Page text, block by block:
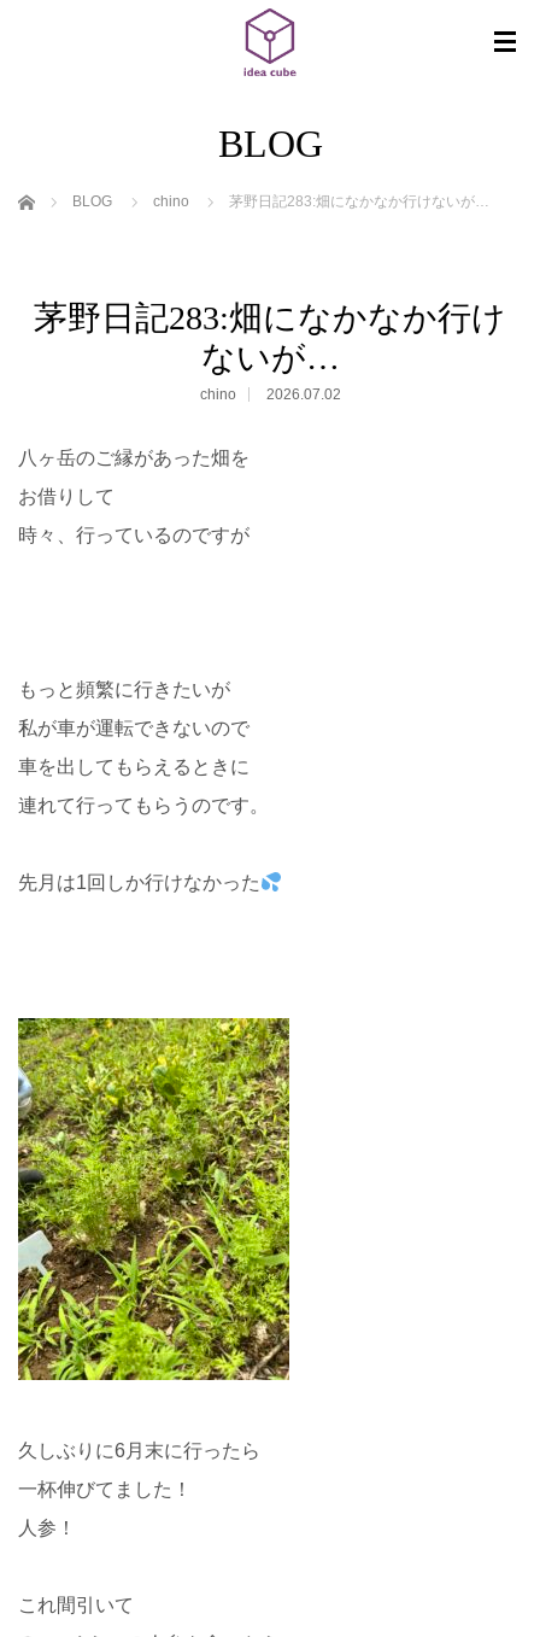
BLOG
ホーム BLOG chino 茅野日記283:畑になかなか行けないが…
茅野日記283:畑になかなか行け
ないが…
chino 2026.07.02
八ヶ岳のご縁があった畑を
お借りして
時々、行っているのですが
もっと頻繁に行きたいが
私が車が運転できないので
車を出してもらえるときに
連れて行ってもらうのです。
先月は1回しか行けなかった
久しぶりに6月末に行ったら
一杯伸びてました！
人参！
これ間引いて